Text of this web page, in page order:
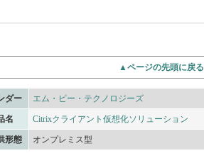
▲ページの先頭に戻る
ダー エム・ピー・テクノロジーズ
名 Citrixクライアント仮想化ソリューション
形態 オンプレミス型